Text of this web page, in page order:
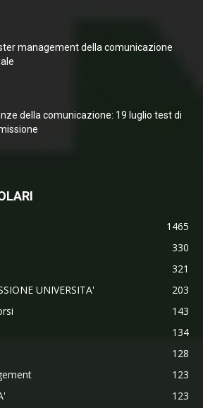
management della comunicazione
della comunicazione: 19 luglio test di
1465
330
321
UNIVERSITA'
203
143
134
128
123
123